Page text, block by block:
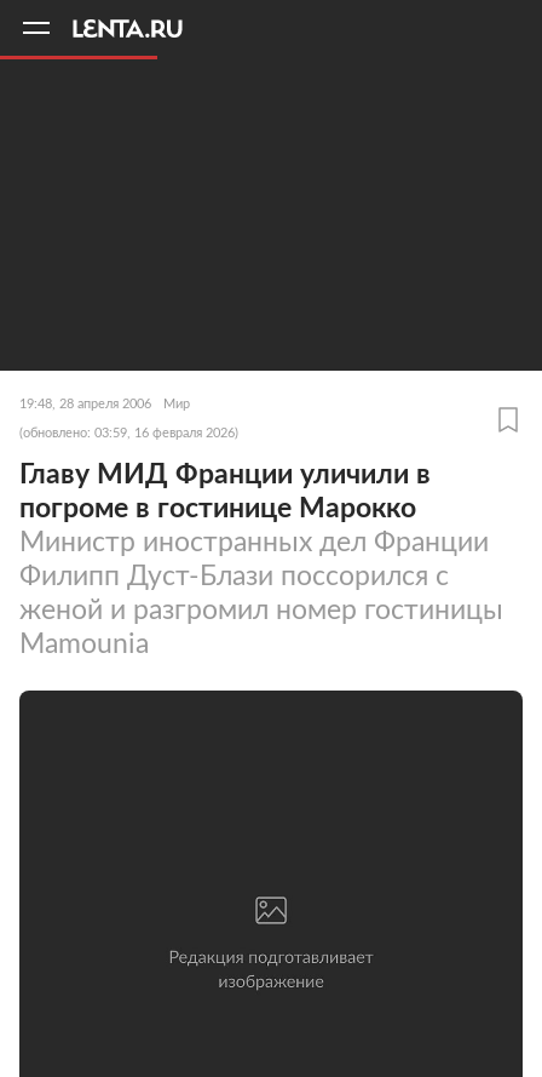
19:48, 28 апреля 2006 Мир
(обновлено: 03:59, 16 февраля 2026)
Главу МИД Франции уличили в
погроме в гостинице Марокко
Министр иностранных дел Франции
Филипп Дуст-Блази поссорился с
женой и разгромил номер гостиницы
Mamounia